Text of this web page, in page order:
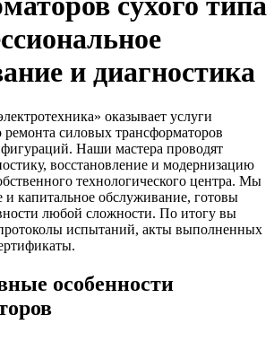
и диагностика
оказывает услуги
ремонта силовых трансформаторов
Наши мастера проводят
восстановление и модернизацию
технологического центра. Мы
капитальное обслуживание, готовы
любой сложности. По итогу вы
испытаний, акты выполненных
особенности